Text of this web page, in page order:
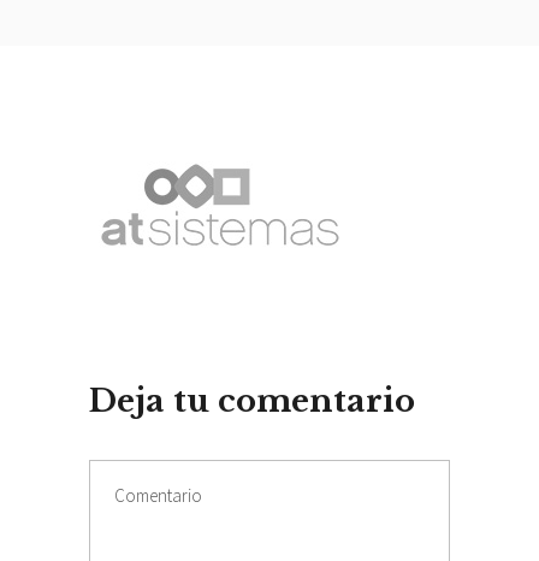
Deja tu comentario